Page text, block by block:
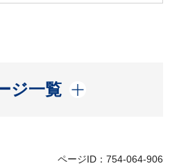
ジ一覧
開く
ページID：754-064-906